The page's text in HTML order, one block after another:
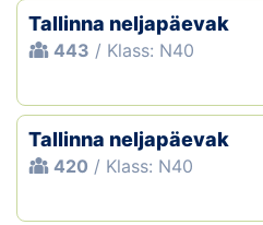
Tallinna neljapäevak
443 / Klass: N40
Tallinna neljapäevak
420 / Klass: N40